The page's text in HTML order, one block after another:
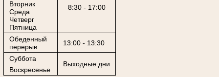
Вторник
Среда
Четверг
Пятница
8:30 - 17:00
Обеденный
перерыв
13:00 - 13:30
Суббота
Воскресенье
Выходные дни